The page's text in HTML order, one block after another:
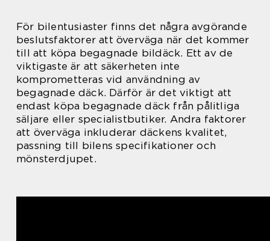
För bilentusiaster finns det några avgörande
beslutsfaktorer att överväga när det kommer
till att köpa begagnade bildäck. Ett av de
viktigaste är att säkerheten inte
komprometteras vid användning av
begagnade däck. Därför är det viktigt att
endast köpa begagnade däck från pålitliga
säljare eller specialistbutiker. Andra faktorer
att överväga inkluderar däckens kvalitet,
passning till bilens specifikationer och
mönsterdjupet.